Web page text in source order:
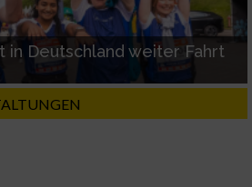
in Deutschland weiter Fahrt